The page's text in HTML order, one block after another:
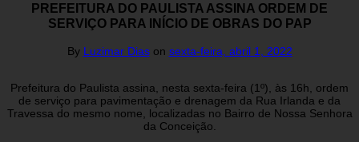
PREFEITURA DO PAULISTA ASSINA ORDEM DE
SERVIÇO PARA INÍCIO DE OBRAS DO PAP
By Luzimar Dias on sexta-feira, abril 1, 2022
Prefeitura do Paulista assina, nesta sexta-feira (1º), às 16h, ordem
de serviço para pavimentação e drenagem da Rua Irlanda e da
Travessa do mesmo nome, localizadas no Bairro de Nossa Senhora
da Conceição.